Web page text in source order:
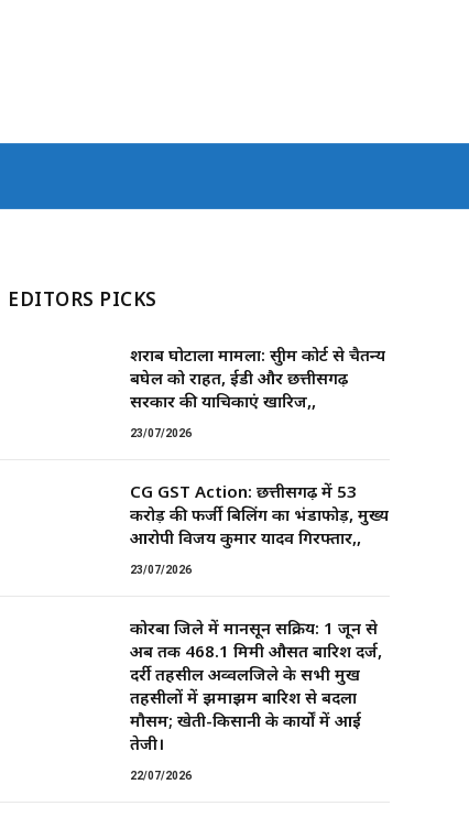
EDITORS PICKS
शराब घोटाला मामला: सुप्रीम कोर्ट से चैतन्य
बघेल को राहत, ईडी और छत्तीसगढ़
सरकार की याचिकाएं खारिज,,
23/07/2026
CG GST Action: छत्तीसगढ़ में 53
करोड़ की फर्जी बिलिंग का भंडाफोड़, मुख्य
आरोपी विजय कुमार यादव गिरफ्तार,,
23/07/2026
कोरबा जिले में मानसून सक्रिय: 1 जून से
अब तक 468.1 मिमी औसत बारिश दर्ज,
दर्री तहसील अव्वलजिले के सभी प्रमुख
तहसीलों में झमाझम बारिश से बदला
मौसम; खेती-किसानी के कार्यों में आई
तेजी।
22/07/2026